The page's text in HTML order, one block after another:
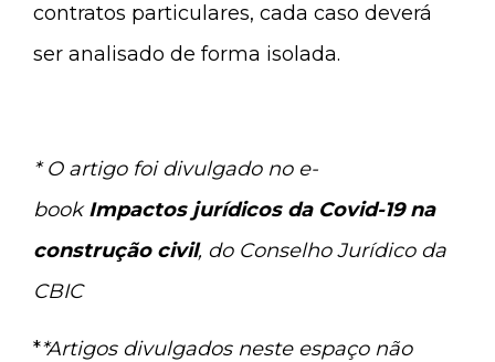
contratos particulares, cada caso deverá
ser analisado de forma isolada.
* O artigo foi divulgado no e-
bookImpactos jurídicos da Covid-19 na
construção civil, do Conselho Jurídico da
CBIC
**Artigos divulgados neste espaço não